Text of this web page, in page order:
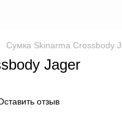
Сумка Skinarma Crossbody
Jager
отзыв